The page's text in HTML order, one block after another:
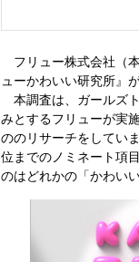
フリュー株式会社（
ューかわいい研究所』
本調査は、ガールズ
みとするフリューが実
ののリサーチをしてい
位までのノミネート項
のはどれかの「かわい